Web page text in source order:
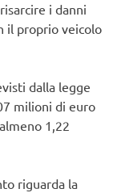
i danni
il proprio veicolo
dalla legge
milioni di euro
1,22
riguarda la